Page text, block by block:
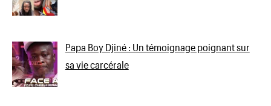
Papa Boy Djiné : Un témoignage poignant sur
sa vie carcérale